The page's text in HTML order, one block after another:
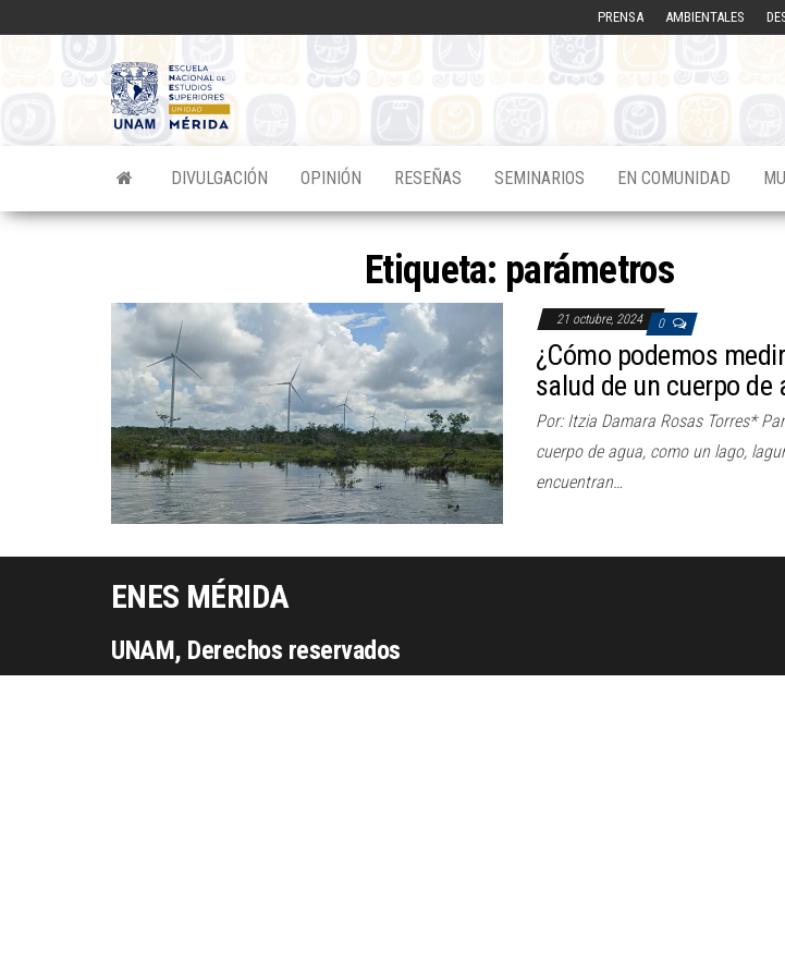
PRENSA AMBIENTALES
Mérida
DIVULGACIÓN OPINIÓN RESEÑAS SEMINARIOS EN COMUNIDAD
Etiqueta: parámetros
21 octubre, 2024 0
¿Cómo podemos
salud de un cuerpo de
Por: Itzia Damara Rosas Torres*
cuerpo de agua, como un lago,
encuentran…
ENES MÉRIDA
UNAM, Derechos reservados